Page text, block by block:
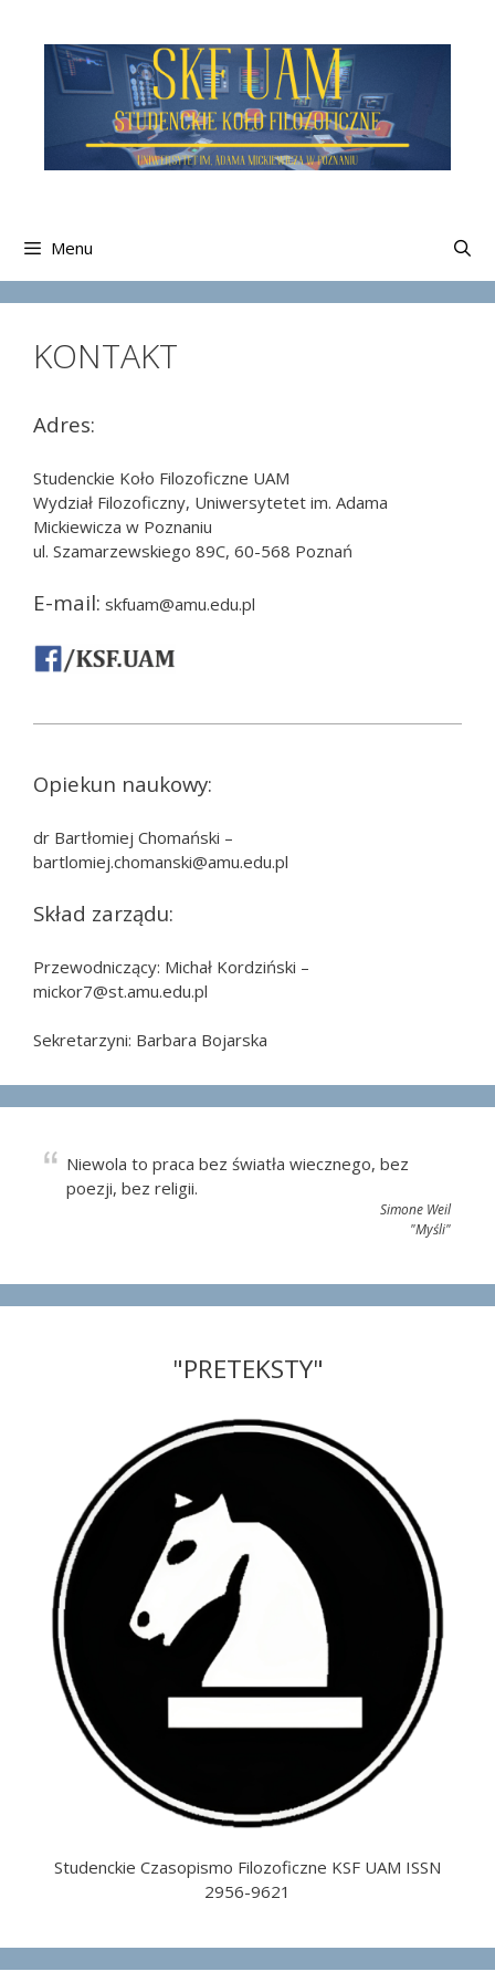
Menu
KONTAKT
Adres:
Studenckie Koło Filozoficzne UAM
Wydział Filozoficzny, Uniwersytetet im. Adama
Mickiewicza w Poznaniu
ul. Szamarzewskiego 89C, 60-568 Poznań
E-mail: skfuam@amu.edu.pl
Opiekun naukowy:
dr Bartłomiej Chomański –
bartlomiej.chomanski@amu.edu.pl
Skład zarządu:
Przewodniczący: Michał Kordziński –
mickor7@st.amu.edu.pl
Sekretarzyni: Barbara Bojarska
Niewola to praca bez światła wiecznego, bez
poezji, bez religii.
Simone Weil
"Myśli"
"PRETEKSTY"
Studenckie Czasopismo Filozoficzne KSF UAM ISSN
2956-9621